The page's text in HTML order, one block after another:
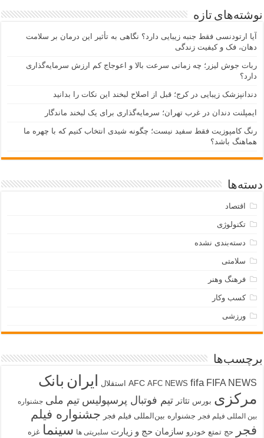
نوشته‌های تازه
آیا ارتودنسی فقط جنبه زیبایی دارد؟ نگاهی به تأثیر این درمان بر سلامت
دهان، فک و کیفیت زندگی
ربات جوش لیزر؛ چه زمانی سرعت بالا و اعوجاج کم ارزش سرمایه‌گذاری
دارد؟
دندانپزشک زیبایی در کرج؛ قبل از اصلاح لبخند این نکات را بدانید
ایمپلنت دندان در غرب تهران؛ سرمایه‌گذاری برای یک لبخند ماندگار
رنگ کامپوزیت فقط سفید نیست؛ چگونه شیدی انتخاب کنیم که با چهره ما
هماهنگ باشد؟
دسته‌ها
اقتصاد
تکنولوژی
دسته‌بندی نشده
سلامتی
فرهنگ وهنر
کسب وکار
ورزشی
برچسب‌ها
AFC AFC NEWS fifa FIFA NEWS استقلال ایران بانک
مرکزی بورس تئاتر تیم فوتبال پرسپولیس تیم ملی جشنواره
بین المللی فیلم فجر جشنواره بین‌المللی فیلم فجر جشنواره فیلم
فجر
حج تمتع خودرو سازمان حج و زیارت سلبریتی ها سینما غزه